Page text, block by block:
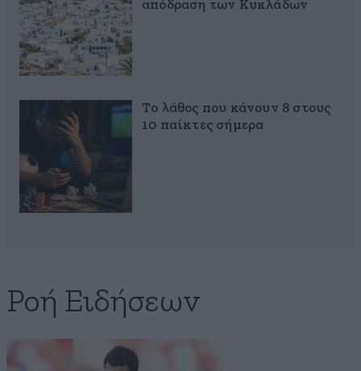
απόδραση των Κυκλάδων
Το λάθος που κάνουν 8 στους
10 παίκτες σήμερα
Ροή Ειδήσεων